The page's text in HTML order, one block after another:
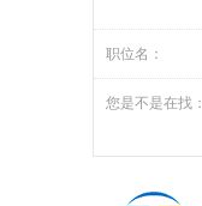
职位名：
您是不是在找：